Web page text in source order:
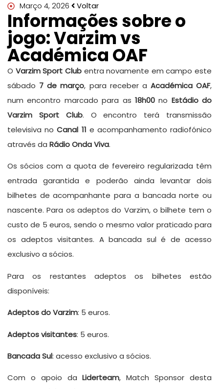
Março 4, 2026 Voltar
Informações sobre o
jogo: Varzim vs
Académica OAF
O Varzim Sport Clubentra novamente em campo este
sábado 7 de março, para receber a Académica OAF,
num encontro marcado para as 18h00no Estádio do
Varzim Sport Club. O encontro terá transmissão
televisiva noCanal 11 e acompanhamento radiofónico
através da Rádio Onda Viva.
Os sócios com a quota de fevereiro regularizada têm
entrada garantida e poderão ainda levantar dois
bilhetes de acompanhante para a bancada norte ou
nascente. Para os adeptos do Varzim, o bilhete tem o
custo de 5 euros, sendo o mesmo valor praticado para
os adeptos visitantes. A bancada sul é de acesso
exclusivo a sócios.
Para os restantes adeptos os bilhetes estão
disponíveis:
Adeptos do Varzim: 5 euros.
Adeptos visitantes: 5 euros.
Bancada Sul: acesso exclusivo a sócios.
Com o apoio daLiderteam, Match Sponsor desta